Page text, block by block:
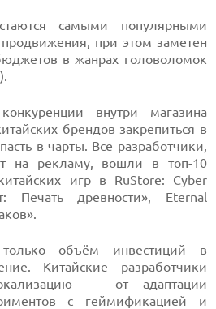
самыми популярными
при этом заметен
в жанрах головоломок
внутри магазина
брендов закрепиться в
в чарты. Все разработчики,
на рекламу, вошли в топ-10
игр в RuStore: Cyber
Печать древности», Eternal
только объём инвестиций в
Китайские разработчики
— от адаптации
с геймификацией и